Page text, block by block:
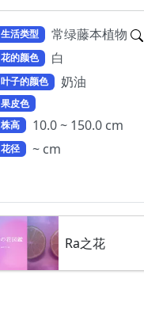
生活类型 常绿藤本植物
花的颜色 白
叶子的颜色 奶油
果皮色
株高
10.0 ~ 150.0 cm
花径 ~ cm
Ra之花